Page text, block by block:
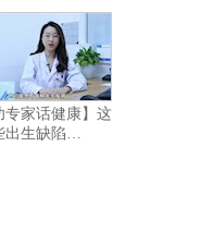
专家话健康】这
出生缺陷…